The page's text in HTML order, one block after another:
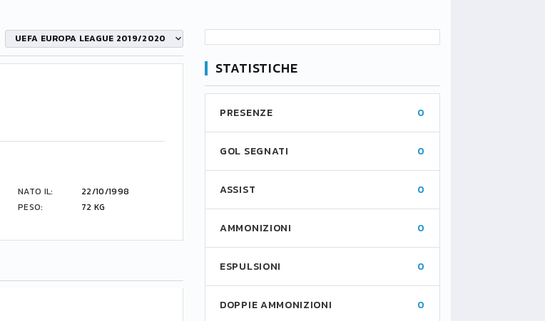
UEFA EUROPA LEAGUE 2019/2020
NATO IL:
22/10/1998
PESO: 72 KG
STATISTICHE
PRESENZE 0
GOL SEGNATI 0
ASSIST 0
AMMONIZIONI 0
ESPULSIONI 0
DOPPIE AMMONIZIONI 0